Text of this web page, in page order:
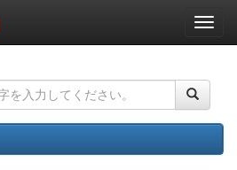
ナ
ビ
ー
ョ
ン